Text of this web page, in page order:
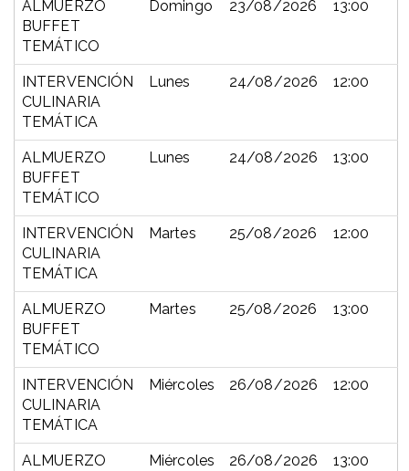
ALMUERZO
BUFFET
TEMÁTICO
Domingo 23/08/2026 13:00
INTERVENCIÓN
CULINARIA
TEMÁTICA
Lunes 24/08/2026 12:00
ALMUERZO
BUFFET
TEMÁTICO
Lunes 24/08/2026 13:00
INTERVENCIÓN
CULINARIA
TEMÁTICA
Martes 25/08/2026 12:00
ALMUERZO
BUFFET
TEMÁTICO
Martes 25/08/2026 13:00
INTERVENCIÓN
CULINARIA
TEMÁTICA
Miércoles 26/08/2026 12:00
ALMUERZO
Miércoles 26/08/2026 13:00